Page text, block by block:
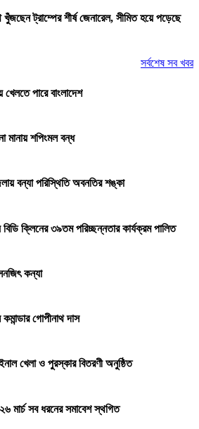
ট্রাম্পের শীর্ষ জেনারেল, সীমিত হয়ে পড়েছে
সর্বশেষ সব খবর
পারে বাংলাদেশ
মানায় শপিংমল বন্ধ
বন্যা পরিস্থিতি অবনতির শঙ্কা
ক্লিনের ৩৯তম পরিচ্ছন্নতার কার্যক্রম পালিত
কন্যা
গোপীনাথ দাস
খেলা ও পুরস্কার বিতরণী অনুষ্ঠিত
মার্চ সব ধরনের সমাবেশ স্থগিত